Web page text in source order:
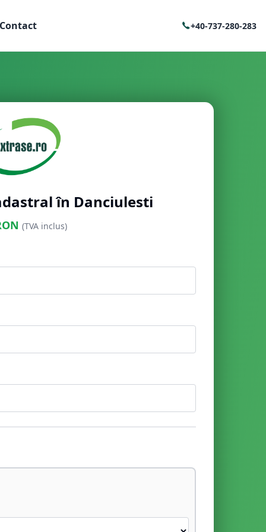
Contact +40-737-280-283
în Danciulesti
(TVA inclus)